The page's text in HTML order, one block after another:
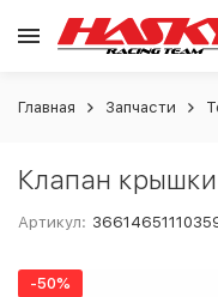
Главная Запчасти
Клапан
Артикул:
-50%